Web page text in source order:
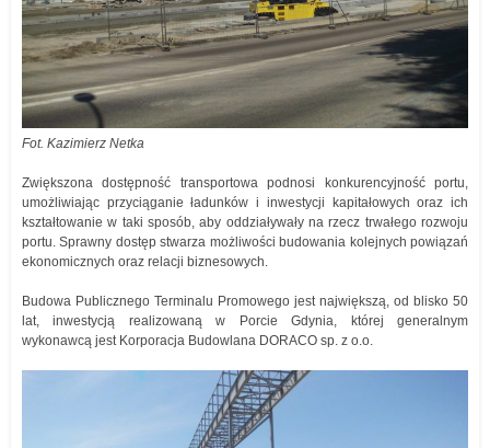
Fot. Kazimierz Netka
Zwiększona dostępność transportowa podnosi konkurencyjność portu,
umożliwiając przyciąganie ładunków i inwestycji kapitałowych oraz ich
kształtowanie w taki sposób, aby oddziaływały na rzecz trwałego rozwoju
portu. Sprawny dostęp stwarza możliwości budowania kolejnych powiązań
ekonomicznych oraz relacji biznesowych.
Budowa Publicznego Terminalu Promowego jest największą, od blisko 50
lat, inwestycją realizowaną w Porcie Gdynia, której generalnym
wykonawcą jest Korporacja Budowlana DORACO sp. z o.o.